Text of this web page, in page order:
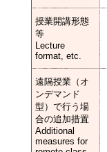
授業開講形態
等
Lecture
format, etc.
遠隔授業（オ
ンデマンド
型）で行う場
合の追加措置
Additional
measures for